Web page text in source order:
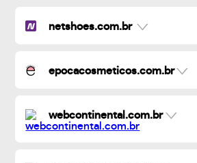
netshoes.com.br
epocacosmeticos.com.br
webcontinental.com.br